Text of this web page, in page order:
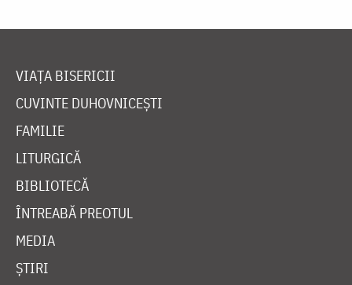
VIAȚA BISERICII
CUVINTE DUHOVNICEȘTI
FAMILIE
LITURGICĂ
BIBLIOTECĂ
ÎNTREABĂ PREOTUL
MEDIA
ȘTIRI